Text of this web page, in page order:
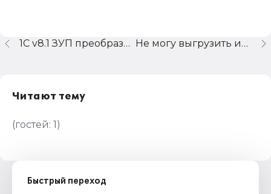
Не могу выгрузить информационную базу!!!
1С v8.1 ЗУП преобразование организации
Читают тему
(гостей: 1)
Быстрый переход